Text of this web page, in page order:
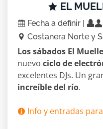
EL
Fecha a definir |
Costanera Norte y
Los sábados El
nuevo ciclo de
excelentes DJs. Un
increíble del río.
Info y entradas